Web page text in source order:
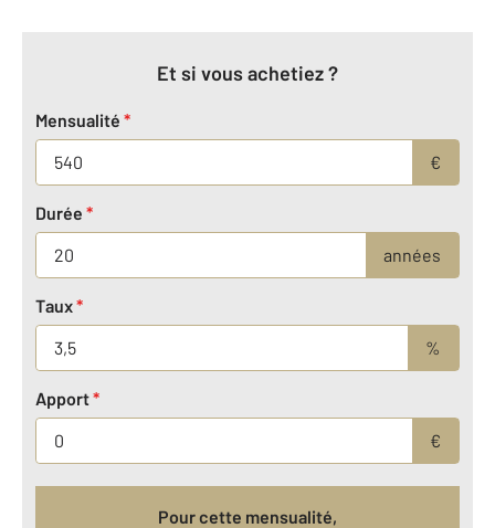
Et si vous achetiez ?
Mensualité *
€
Durée *
années
Taux*
%
Apport*
€
Pour cette mensualité,